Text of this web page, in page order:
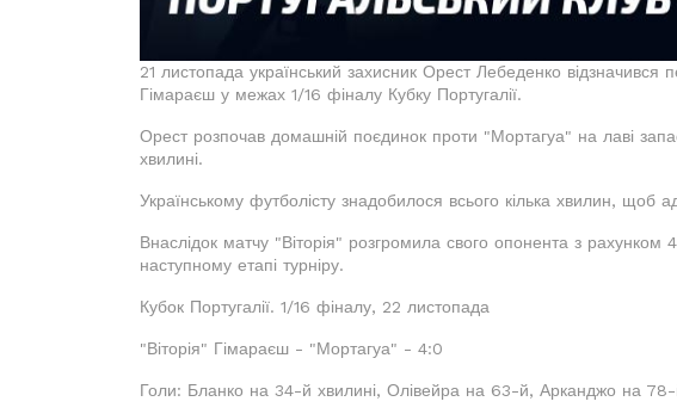
21 листопада український захисник Орест Лебеденко відзначився
Гімараєш у межах 1/16 фіналу Кубку Португалії.
Орест розпочав домашній поєдинок проти "Мортагуа" на лаві
хвилині.
Українському футболісту знадобилося всього кілька хвилин, щоб
Внаслідок матчу "Віторія" розгромила свого опонента з рахунком
наступному етапі турніру.
Кубок Португалії. 1/16 фіналу, 22 листопада
"Віторія" Гімараєш - "Мортагуа" - 4:0
Голи: Бланко на 34-й хвилині, Олівейра на 63-й, Арканджо на